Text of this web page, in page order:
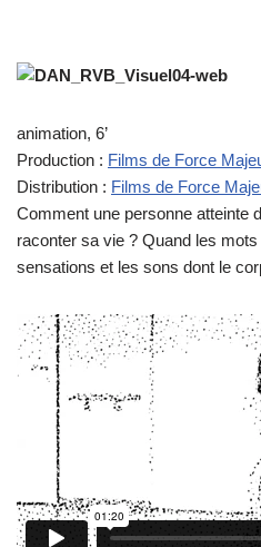
animation, 6’
Production : Films de Force
Distribution : Films de Force
Comment une personne atteinte
raconter sa vie ? Quand les
sensations et les sons dont le